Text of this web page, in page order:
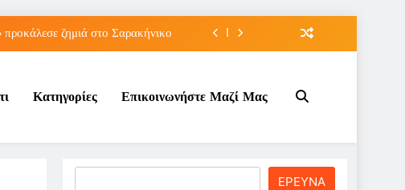
ζημιά στο Σαρακήνικο
των εκπτώσεων πετρελαίου στο ;
ζημιά στο Σαρακήνικο
Κατηγορίες Επικοινωνήστε Μαζί Μας
ΕΡΕΥΝΑ